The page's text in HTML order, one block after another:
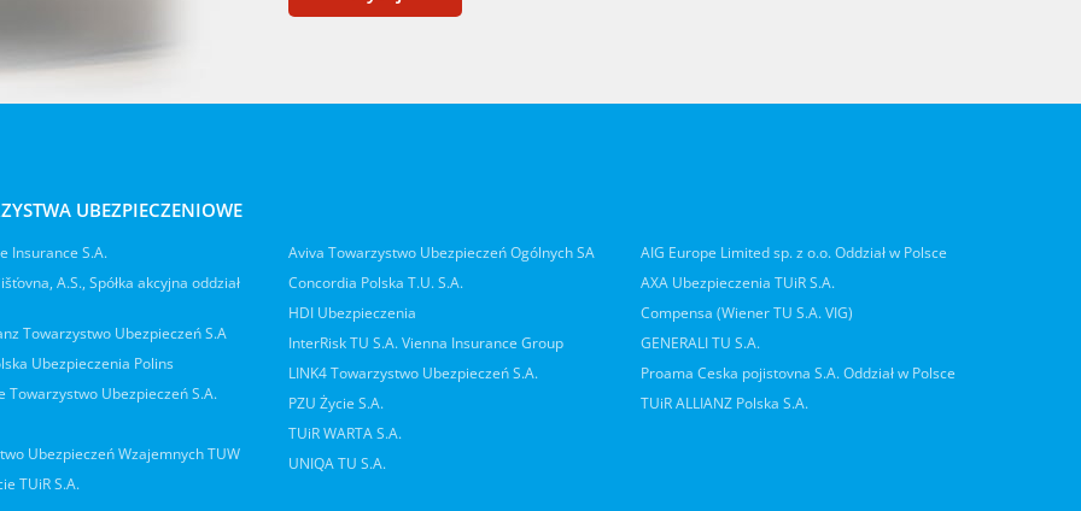
UBEZPIECZENIOWE
Insurance S.A.
A.S., Spółka akcyjna oddział
Towarzystwo Ubezpieczeń S.A
Ubezpieczenia Polins
Towarzystwo Ubezpieczeń S.A.
Ubezpieczeń Wzajemnych TUW
TUiR S.A.
Aviva Towarzystwo Ubezpieczeń Ogólnych SA
Concordia Polska T.U. S.A.
HDI Ubezpieczenia
InterRisk TU S.A. Vienna Insurance Group
LINK4 Towarzystwo Ubezpieczeń S.A.
PZU Życie S.A.
TUiR WARTA S.A.
UNIQA TU S.A.
AIG Europe Limited sp. z o.o. Oddział w Polsce
AXA Ubezpieczenia TUiR S.A.
Compensa (Wiener TU S.A. VIG)
GENERALI TU S.A.
Proama Ceska pojistovna S.A. Oddział w Polsce
TUiR ALLIANZ Polska S.A.